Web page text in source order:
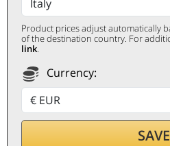
Product prices adjust automatically
of the destination country. For
link.
Currency:
SAVE
0,75 ℓ